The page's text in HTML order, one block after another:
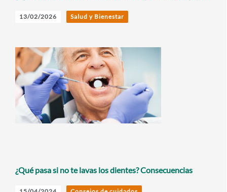
13/02/2026 Salud y Bienestar
¿Qué pasa si no te lavas los dientes? Consecuencias